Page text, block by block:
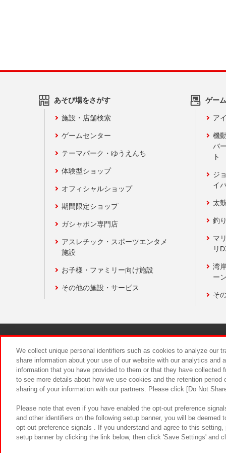
あそび場をさがす
施設・店舗検索
ゲームセンター
テーマパーク・ゆうえんち
体験型ショップ
オフィシャルショップ
期間限定ショップ
ガシャポン専門店
アスレチック・スポーツエンタメ
施設
お子様・ファミリー向け施設
その他の施設・サービス
ゲー
ア
機
バ
ト
ジ
イ
太
釣
マ
リ
湾
ー
そ
食品のご
We collect unique personal identifiers such as cookies to analyze our
share information about your use of our website with our analytics and
information that you have provided to them or that they have
to see more details about how we use cookies and the retention
sharing of your information with our partners. Please click [Do Not
Please note that even if you have enabled the opt-out preference
and other identifiers on the following setup banner, you will be
opt-out preference signals . If you understand and agree to this
setup banner by clicking the link below, then click 'Save Settings' and